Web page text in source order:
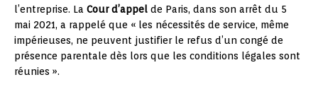
l’entreprise. La Cour d’appel de Paris, dans son arrêt du 5
mai 2021, a rappelé que « les nécessités de service, même
impérieuses, ne peuvent justifier le refus d’un congé de
présence parentale dès lors que les conditions légales sont
réunies ».